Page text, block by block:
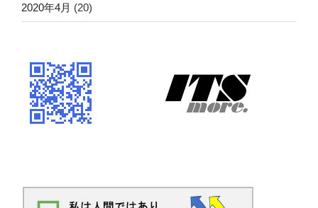
2020年4月 (20)